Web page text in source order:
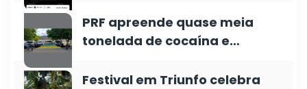
PRF apreende quase meia
tonelada de cocaína e…
Festival em Triunfo celebra